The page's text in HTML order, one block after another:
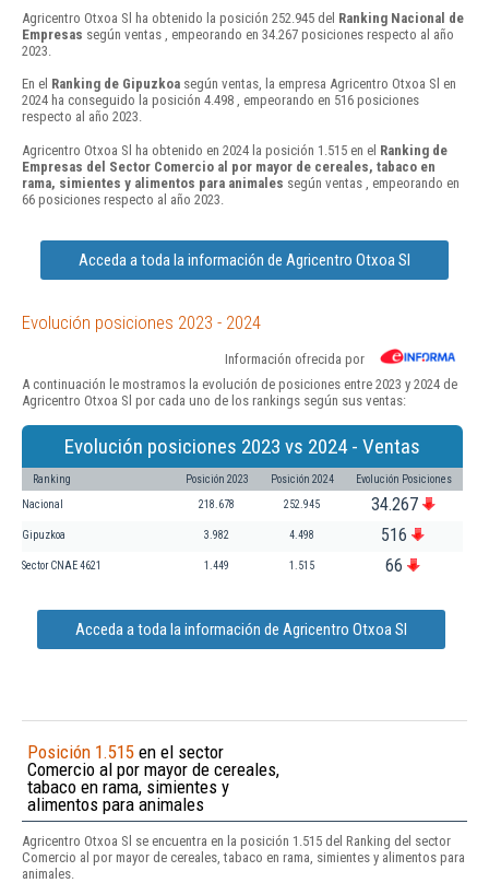
Agricentro Otxoa Sl ha obtenido la posición 252.945 del Ranking Nacional de
Empresas según ventas , empeorando en 34.267 posiciones respecto al año
2023.
En el Ranking de Gipuzkoa según ventas, la empresa Agricentro Otxoa Sl en
2024 ha conseguido la posición 4.498 , empeorando en 516 posiciones
respecto al año 2023.
Agricentro Otxoa Sl ha obtenido en 2024 la posición 1.515 en el Ranking de
Empresas del Sector Comercio al por mayor de cereales, tabaco en
rama, simientes y alimentos para animales según ventas , empeorando en
66 posiciones respecto al año 2023.
Acceda a toda la información de Agricentro Otxoa Sl
Evolución posiciones 2023 - 2024
Información ofrecida por
A continuación le mostramos la evolución de posiciones entre 2023 y 2024 de
Agricentro Otxoa Sl por cada uno de los rankings según sus ventas:
Evolución posiciones 2023 vs 2024 - Ventas
Ranking Posición 2023 Posición 2024 Evolución Posiciones
Nacional 218.678 252.945 34.267
Gipuzkoa 3.982 4.498 516
Sector CNAE 4621 1.449 1.515 66
Acceda a toda la información de Agricentro Otxoa Sl
Posición 1.515 en el sector
Comercio al por mayor de cereales,
tabaco en rama, simientes y
alimentos para animales
Agricentro Otxoa Sl se encuentra en la posición 1.515 del Ranking del sector
Comercio al por mayor de cereales, tabaco en rama, simientes y alimentos para
animales.